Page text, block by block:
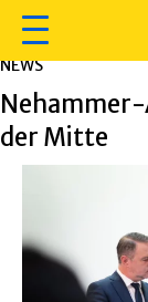
NEWS
der Mitte